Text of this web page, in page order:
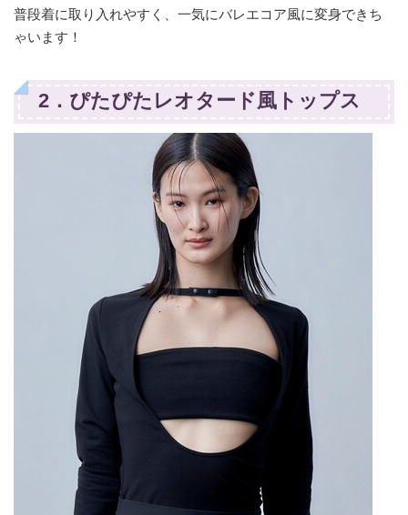
普段着に取り入れやすく、一気にバレエコア風に変身できち
ゃいます！
2．ぴたぴたレオタード風トップス